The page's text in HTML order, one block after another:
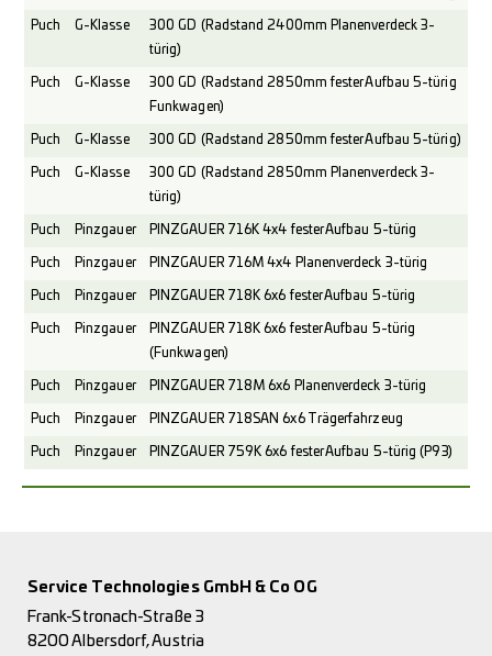
Puch G-Klasse
300 GD (Radstand 2400mm Planenverdeck 3-
türig)
Puch G-Klasse
300 GD (Radstand 2850mm fester Aufbau 5-türig
Funkwagen)
Puch G-Klasse 300 GD (Radstand 2850mm fester Aufbau 5-türig)
Puch G-Klasse
300 GD (Radstand 2850mm Planenverdeck 3-
türig)
Puch Pinzgauer PINZGAUER 716K 4x4 fester Aufbau 5-türig
Puch Pinzgauer PINZGAUER 716M 4x4 Planenverdeck 3-türig
Puch Pinzgauer PINZGAUER 718K 6x6 fester Aufbau 5-türig
Puch Pinzgauer
PINZGAUER 718K 6x6 fester Aufbau 5-türig
(Funkwagen)
Puch Pinzgauer PINZGAUER 718M 6x6 Planenverdeck 3-türig
Puch Pinzgauer PINZGAUER 718SAN 6x6 Trägerfahrzeug
Puch Pinzgauer PINZGAUER 759K 6x6 fester Aufbau 5-türig (P93)
Service Technologies GmbH & Co OG
Frank-Stronach-Straße 3
8200 Albersdorf, Austria